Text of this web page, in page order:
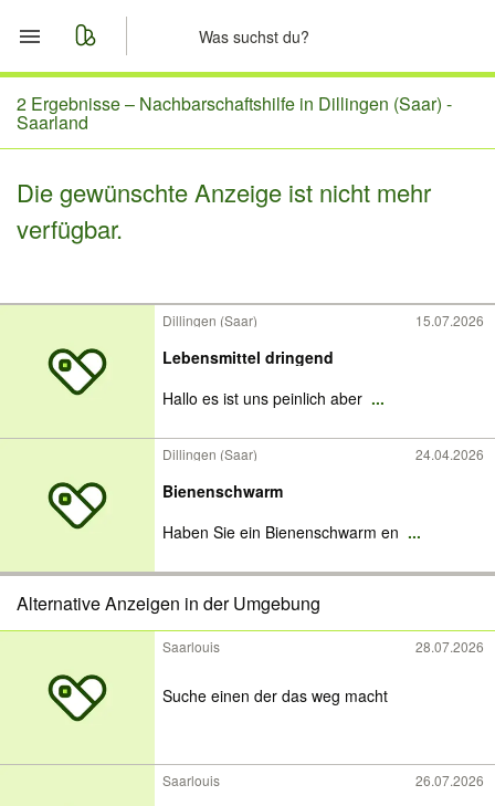
Start
Merkliste
Nachrichten
2 Ergebnisse – Nachbarschaftshilfe in Dillingen (Saar) -
Saarland
Die gewünschte Anzeige ist nicht mehr
verfügbar.
Dillingen (Saar) 15.07.2026
Lebensmittel dringend
Hallo es ist uns peinlich aber ...
Dillingen (Saar) 24.04.2026
Bienenschwarm
Haben Sie ein Bienenschwarm en ...
Alternative Anzeigen in der Umgebung
Saarlouis 28.07.2026
Suche einen der das weg macht
Saarlouis 26.07.2026